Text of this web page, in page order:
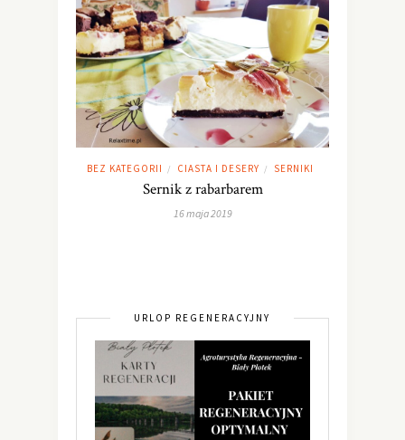
BEZ KATEGORII / CIASTA I DESERY / SERNIKI
Sernik z rabarbarem
16 maja 2019
URLOP REGENERACYJNY